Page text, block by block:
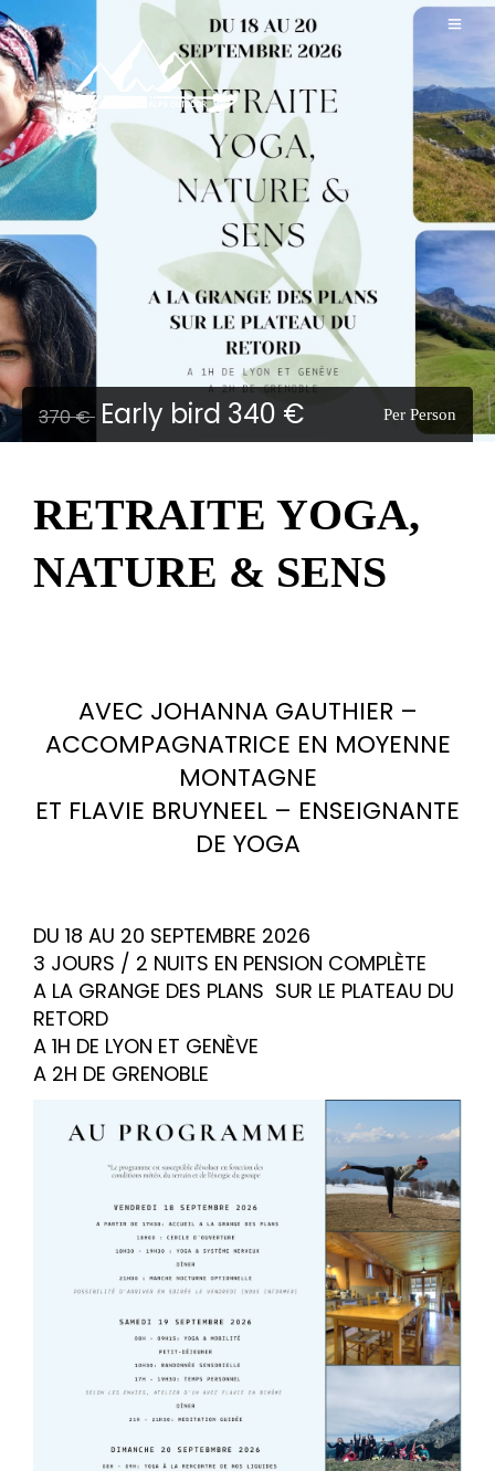
370 € Early bird 340 € Per Person
RETRAITE YOGA,
NATURE & SENS
AVEC JOHANNA GAUTHIER –
ACCOMPAGNATRICE EN MOYENNE
MONTAGNE
ET FLAVIE BRUYNEEL – ENSEIGNANTE
DE YOGA
DU 18 AU 20 SEPTEMBRE 2026
3 JOURS / 2 NUITS EN PENSION COMPLÈTE
A LA GRANGE DES PLANS SUR LE PLATEAU DU
RETORD
A 1H DE LYON ET GENÈVE
A 2H DE GRENOBLE